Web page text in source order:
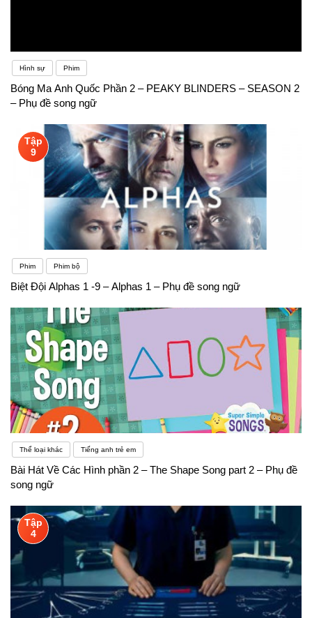
Hình sự Phim
Bóng Ma Anh Quốc Phần 2 – PEAKY BLINDERS – SEASON 2
– Phụ đề song ngữ
Tập
9
Phim Phim bộ
Biệt Đội Alphas 1 -9 – Alphas 1 – Phụ đề song ngữ
Thể loại khác Tiếng anh trẻ em
Bài Hát Về Các Hình phần 2 – The Shape Song part 2 – Phụ đề
song ngữ
Tập
4